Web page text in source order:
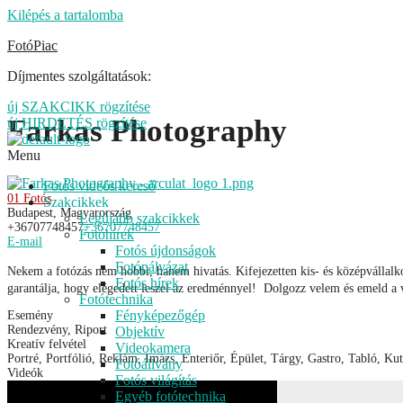
Kilépés a tartalomba
FotóPiac
Díjmentes szolgáltatások:
új SZAKCIKK rögzítése
új HIRDETÉS rögzítése
Menu
Fotós videós kereső
Szakcikkek
Legújabb szakcikkek
Fotóhírek
Fotós újdonságok
Fotópályázat
Fotós hírek
Fotótechnika
Fényképezőgép
Objektív
Videokamera
Fotóállvány
Fotós világítás
Egyéb fotótechnika
Farkas Photography
01 Fotós
Budapest, Magyarország
+36707748457+36707748457
E-mail
Nekem a fotózás nem hobbi, hanem hivatás. Kifejezetten kis- és
garantálja, hogy elégedett leszel az eredménnyel! Dolgozz velem és emeld a
Esemény
Rendezvény, Riport
Kreatív felvétel
Portré, Portfólió, Reklám, Imázs, Enteriőr, Épület, Tárgy, Gastro, Tabló,
Videók